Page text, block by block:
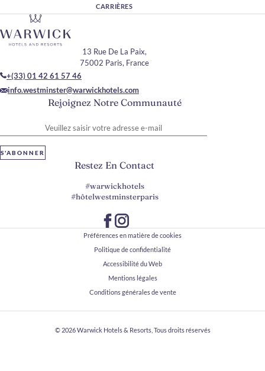
CARRIÈRES
Rejoignez Notre Communauté
S'ABONNER
13 Rue De La Paix,
75002 Paris, France
+(33) 01 42 61 57 46
info.westminster@warwickhotels.com
Restez En Contact
#warwickhotels
#hôtelwestminsterparis
Préférences en matière de cookies
Politique de confidentialité
Accessibilité du Web
Mentions légales
Conditions générales de vente
© 2026Warwick Hotels & Resorts, Tous droits réservés